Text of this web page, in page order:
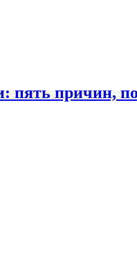
пять причин,